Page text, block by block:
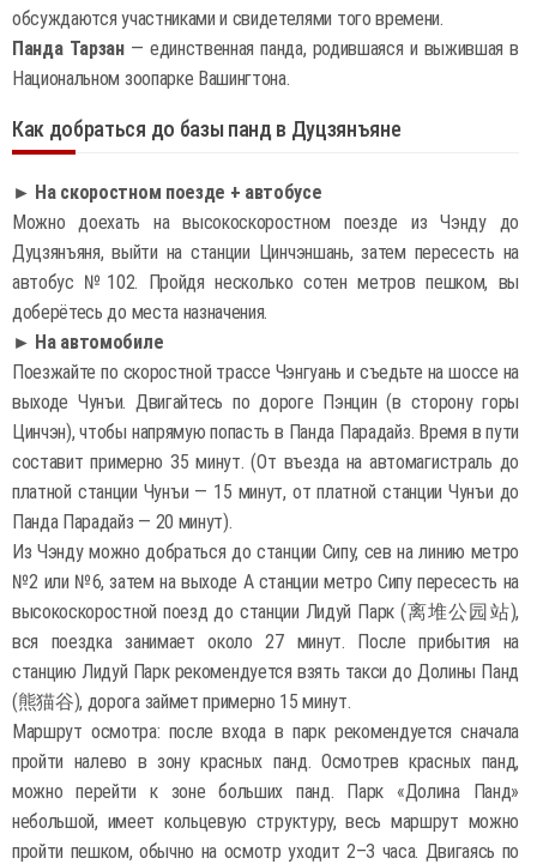
обсуждаются участниками и свидетелями того времени.
Панда Тарзан— единственная панда, родившаяся и выжившая в
Национальном зоопарке Вашингтона.
Как добраться до базы панд в Дуцзянъяне
► На скоростном поезде + автобусе
Можно доехать на высокоскоростном поезде из Чэнду до
Дуцзянъяня, выйти на станции Цинчэншань, затем пересесть на
автобус №102. Пройдя несколько сотен метров пешком, вы
доберётесь до места назначения.
► На автомобиле
Поезжайте по скоростной трассе Чэнгуань и съедьте на шоссе на
выходе Чунъи. Двигайтесь по дороге Пэнцин (в сторону горы
Цинчэн), чтобы напрямую попасть в Панда Парадайз. Время в пути
составит примерно 35 минут. (От въезда на автомагистраль до
платной станции Чунъи — 15 минут, от платной станции Чунъи до
Панда Парадайз — 20 минут).
Из Чэнду можно добраться до станции Сипу, сев на линию метро
№2 или №6, затем на выходе A станции метро Сипу пересесть на
высокоскоростной поезд до станции Лидуй Парк (离堆公园站),
вся поездка занимает около 27 минут. После прибытия на
станцию Лидуй Парк рекомендуется взять такси до Долины Панд
(熊猫谷), дорога займет примерно 15 минут.
Маршрут осмотра: после входа в парк рекомендуется сначала
пройти налево в зону красных панд. Осмотрев красных панд,
можно перейти к зоне больших панд. Парк «Долина Панд»
небольшой, имеет кольцевую структуру, весь маршрут можно
пройти пешком, обычно на осмотр уходит 2–3 часа. Двигаясь по